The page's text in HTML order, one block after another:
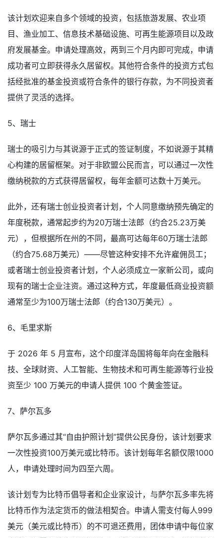
该计划欢迎来自多个领域的投资，包括旅游发展、农业项
目、渔业加工、信息技术基础设施、可再生能源项目以及政
府发展基金。申请处理高效，两到三个月内即可完成，申请
成功者可立即获得永久居留权。其他符合条件的投资方式包
括经批准的基金投资或符合条件的银行存款，为不同投资者
提供了灵活的选择。
5、瑞士
瑞士的吸引力与其说源于正式的签证制度，不如说源于其精
心构建的居留框架。对于非欧盟公民而言，可以通过一次性
缴纳税款的方式获得居留权，每年金额可达数十万美元。
此外，还有瑞士创业投资者计划，个人同意缴纳预先确定的
年度税款，通常起步约为20万瑞士法郎（约合25.23万美
元），但根据所在州的不同，最高可达每年60万瑞士法郎
（约合75.68万美元）——尽管这种安排不允许雇佣员工；
或者瑞士创业投资者计划，个人必须成立一家新公司，或向
现有的瑞士企业注资。通过这种方式，年度最低商业投资额
通常至少为100万瑞士法郎（约合130万美元）。
6、毛里求斯
于 2026 年 5 月宣布，这个印度洋岛国将每年向在金融科
技、全球财资、人工智能、生物技术和可再生能源等行业投
资至少 100 万美元的申请人提供 100 个黄金签证。
7、萨尔瓦多
萨尔瓦多通过其“自由护照计划”提供公民身份，该计划要求
一次性投资100万美元或比特币。该计划每年名额仅限1000
人，申请处理时间为四至六周。
该计划专为比特币倡导者和企业家设计，与萨尔瓦多率先将
比特币作为法定货币的做法相契合。申请人需支付每人999
美元（美元或比特币）的不可退还费用，团体申请中每位家